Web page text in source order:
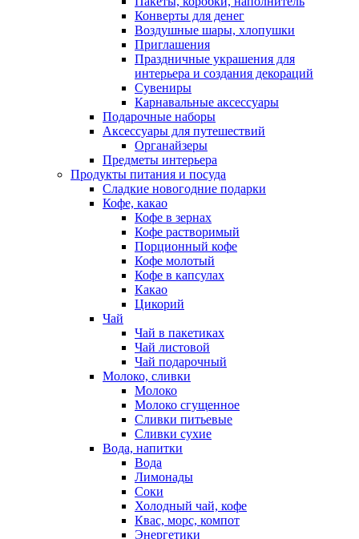
Конверты для денег
Воздушные шары, хлопушки
Приглашения
Праздничные украшения для
интерьера и создания декораций
Сувениры
Карнавальные аксессуары
Подарочные наборы
Аксессуары для путешествий
Органайзеры
Предметы интерьера
Продукты питания и посуда
Сладкие новогодние подарки
Кофе, какао
Кофе в зернах
Кофе растворимый
Порционный кофе
Кофе молотый
Кофе в капсулах
Какао
Цикорий
Чай
Чай в пакетиках
Чай листовой
Чай подарочный
Молоко, сливки
Молоко
Молоко сгущенное
Сливки питьевые
Сливки сухие
Вода, напитки
Вода
Лимонады
Соки
Холодный чай, кофе
Квас, морс, компот
Энергетики